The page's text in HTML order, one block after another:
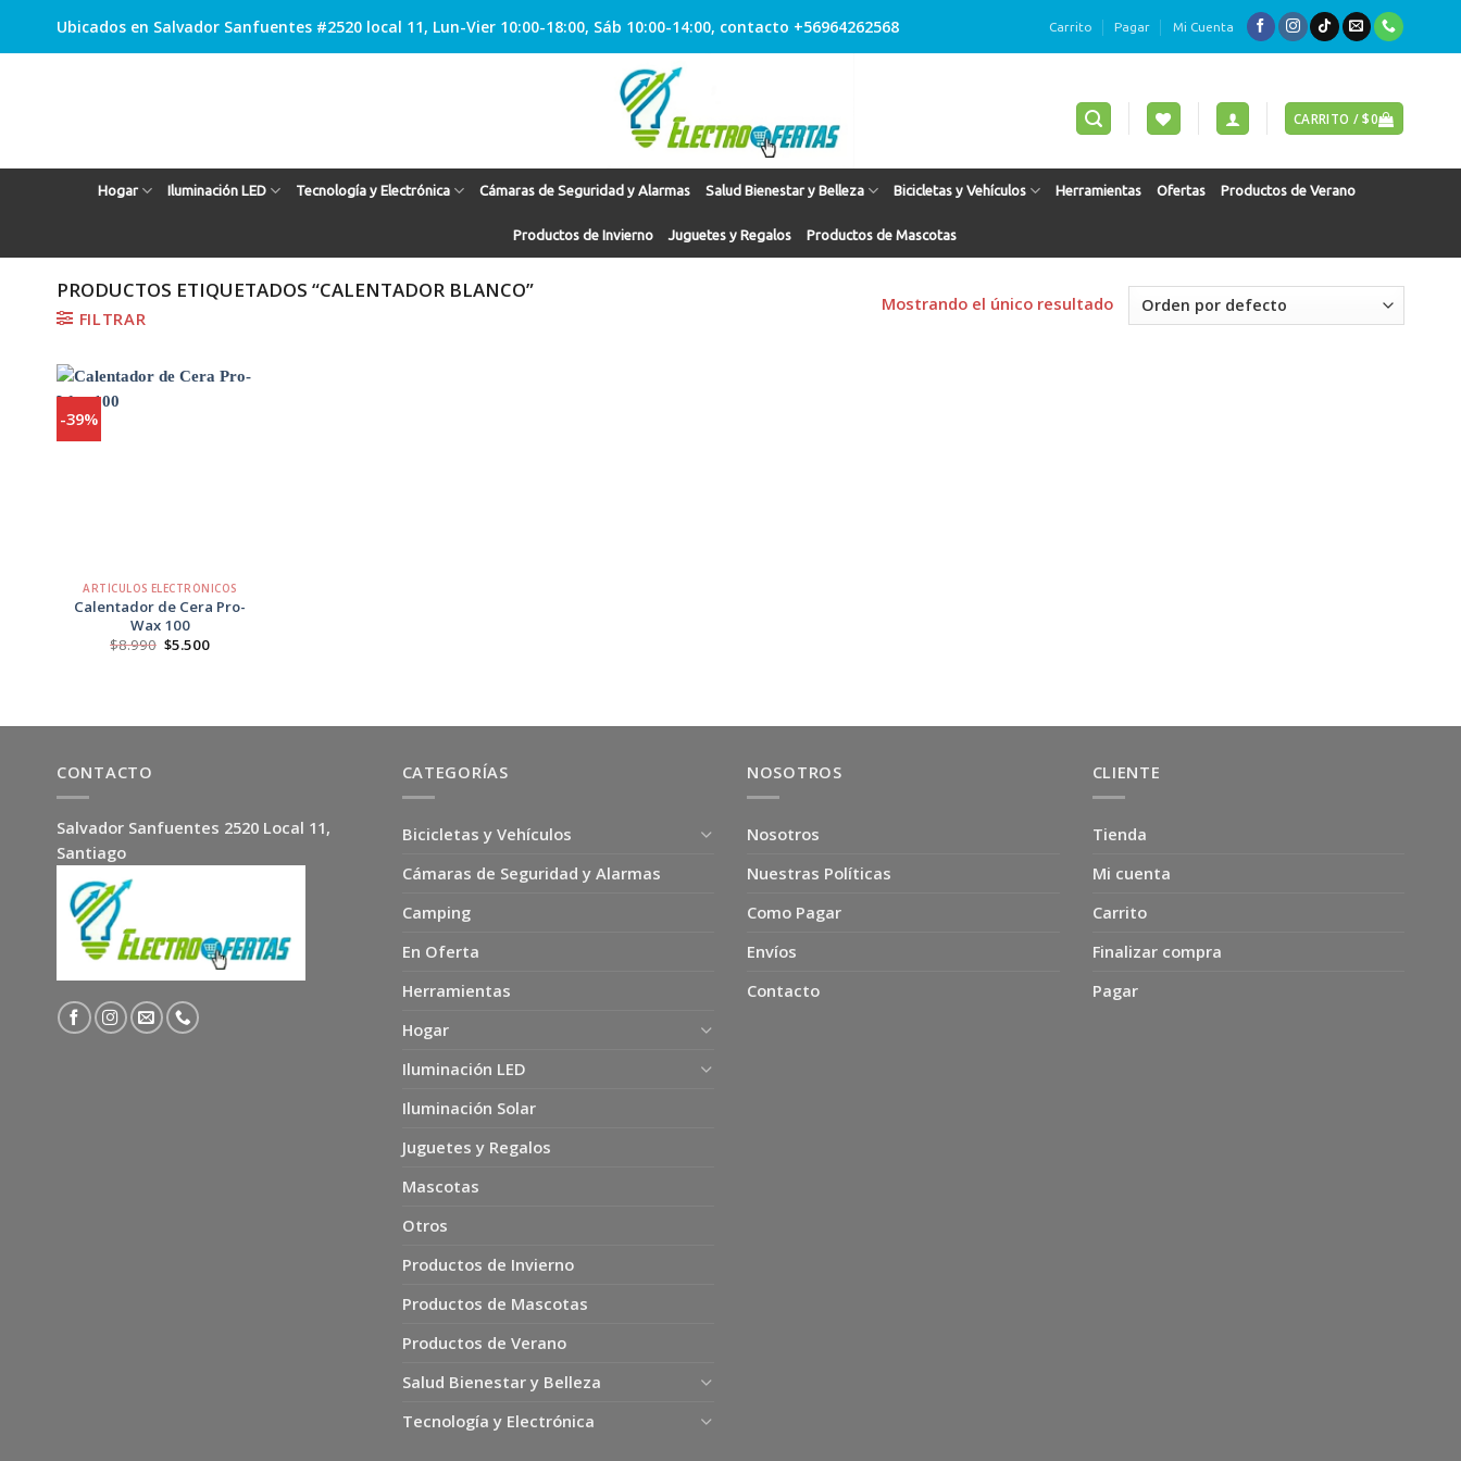
Ubicados en Salvador Sanfuentes #2520 local 11, Lun-Vier 10:00-18:00, Sáb 10:00-14:00, contacto +56964262568 Carrito Pagar Mi Cuenta
CARRITO /$0
Hogar Iluminación LED Tecnología y Electrónica Cámaras de Seguridad y Alarmas Salud Bienestar y Belleza Bicicletas y Vehículos Herramientas Ofertas Productos de Verano
Productos de Invierno Juguetes y Regalos Productos de Mascotas
PRODUCTOS ETIQUETADOS “CALENTADOR BLANCO”
FILTRAR
Mostrando el único resultado
-39%
ARTÍCULOS ELECTRÓNICOS
Calentador de Cera Pro-
Wax 100
$8.990 El
$5.500El
CONTACTO
Salvador Sanfuentes 2520 Local 11,
Santiago
CATEGORÍAS
Bicicletas y Vehículos
Cámaras de Seguridad y Alarmas
Camping
En Oferta
Herramientas
Hogar
Iluminación LED
Iluminación Solar
Juguetes y Regalos
Mascotas
Otros
Productos de Invierno
Productos de Mascotas
Productos de Verano
Salud Bienestar y Belleza
Tecnología y Electrónica
NOSOTROS
Nosotros
Nuestras Políticas
Como Pagar
Envíos
Contacto
CLIENTE
Tienda
Mi cuenta
Carrito
Finalizar compra
Pagar